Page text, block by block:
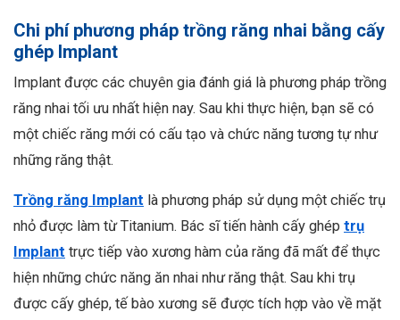
Chi phí phương pháp trồng răng nhai bằng cấy
ghép Implant
Implant được các chuyên gia đánh giá là phương pháp trồng
răng nhai tối ưu nhất hiện nay. Sau khi thực hiện, bạn sẽ có
một chiếc răng mới có cấu tạo và chức năng tương tự như
những răng thật.
Trồng răng Implant là phương pháp sử dụng một chiếc trụ
nhỏ được làm từ Titanium. Bác sĩ tiến hành cấy ghép trụ
Implant trực tiếp vào xương hàm của răng đã mất để thực
hiện những chức năng ăn nhai như răng thật. Sau khi trụ
được cấy ghép, tế bào xương sẽ được tích hợp vào về mặt